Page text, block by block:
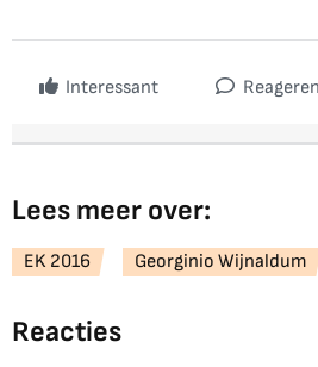
Interessant Reageren
Lees meer over:
EK 2016 Georginio Wijnaldum
Reacties